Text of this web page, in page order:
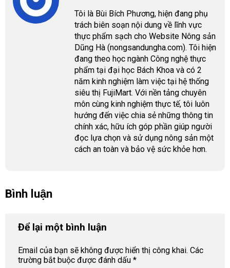
Tôi là Bùi Bích Phương, hiện đang phụ
trách biên soạn nội dung về lĩnh vực
thực phẩm sạch cho Website Nông sản
Dũng Hà (nongsandungha.com). Tôi hiện
đang theo học ngành Công nghệ thực
phẩm tại đại học Bách Khoa và có 2
năm kinh nghiệm làm việc tại hệ thống
siêu thị FujiMart. Với nền tảng chuyên
môn cùng kinh nghiệm thực tế, tôi luôn
hướng đến việc chia sẻ những thông tin
chính xác, hữu ích góp phần giúp người
đọc lựa chọn và sử dụng nông sản một
cách an toàn và bảo vệ sức khỏe hơn.
Bình luận
Để lại một bình luận
Email của bạn sẽ không được hiển thị công khai. Các
trường bắt buộc được đánh dấu *